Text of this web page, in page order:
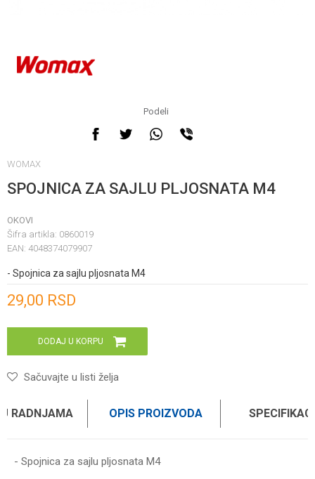
Podeli
WOMAX
SPOJNICA ZA SAJLU PLJOSNATA M4
OKOVI
Šifra artikla: 0860019
EAN: 4048374079907
- Spojnica za sajlu pljosnata M4
29,00 RSD
DODAJ U KORPU
Sačuvajte u listi želja
RADNJAMA OPIS PROIZVODA
- Spojnica za sajlu pljosnata M4